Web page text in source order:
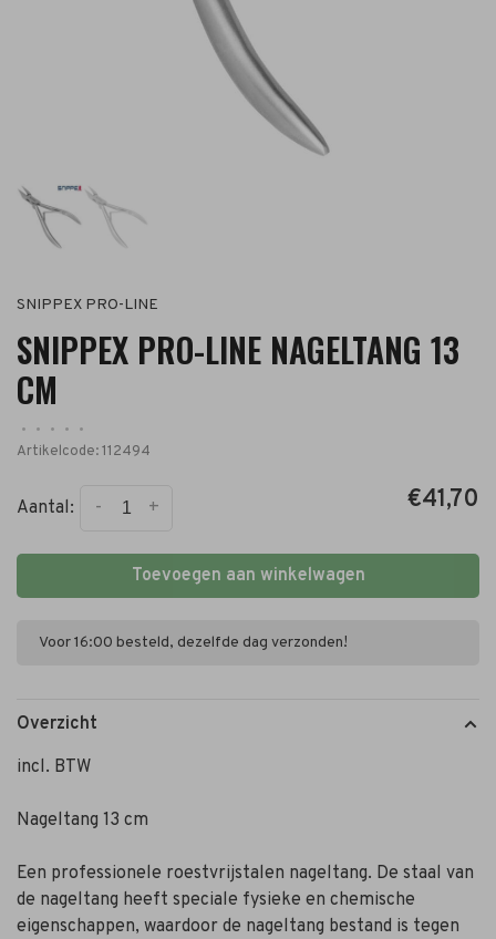
SNIPPEX PRO-LINE
SNIPPEX PRO-LINE NAGELTANG 13
CM
• • • •
•
Artikelcode:112494
Aantal: +
- €41,70
Toevoegen aan winkelwagen
Voor 16:00 besteld, dezelfde dag verzonden!
Overzicht
incl. BTW
Nageltang 13 cm
Een professionele roestvrijstalen nageltang. De staal van
de nageltang heeft speciale fysieke en chemische
eigenschappen, waardoor de nageltang bestand is tegen